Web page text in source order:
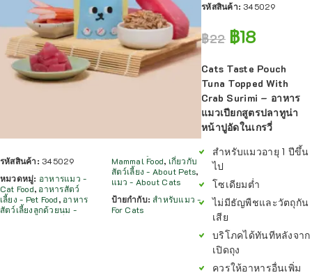
รหัสสินค้า: 345029
หมวดหมู่: อาหารแมว -
Cat Food, อาหารสัตว์
เลี้ยง - Pet Food, อาหาร
สัตว์เลี้ยงลูกด้วยนม -
Mammal Food, เกี่ยวกับ
สัตว์เลี้ยง - About Pets,
แมว - About Cats
ป้ายกำกับ:สำหรับแมว -
For Cats
รหัสสินค้า: 345029
฿22 ฿18
Cats Taste Pouch
Tuna Topped With
Crab Surimi – อาหาร
แมวเปียกสูตรปลาทูน่า
หน้าปูอัดในเกรวี่
สำหรับแมวอายุ 1 ปีขึ้น
ไป
โซเดียมต่ำ
ไม่มีธัญพืชและวัตถุกัน
เสีย
บริโภคได้ทันทีหลังจาก
เปิดถุง
ควรให้อาหารอื่นเพิ่ม